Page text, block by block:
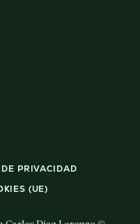
PRIVACIDAD
(UE)